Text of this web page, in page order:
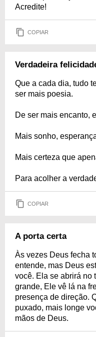
Acredite!
COPIAR
Verdadeira
Que a cada dia, tudo
ser mais poesia.
De ser mais encanto,
Mais sonho,
Mais certeza que
Para acolher a
COPIAR
A porta certa
Às vezes Deus fecha
entende, mas Deus
você. Ela se abrirá no
grande, Ele vê lá na
presença de direção.
puxado, mais longe
mãos de Deus.